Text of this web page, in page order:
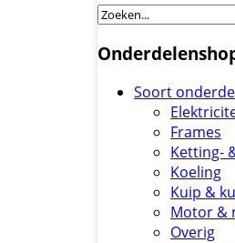
Soort
Frames
Ketting-
Koeling
Kuip &
Motor &
Overig